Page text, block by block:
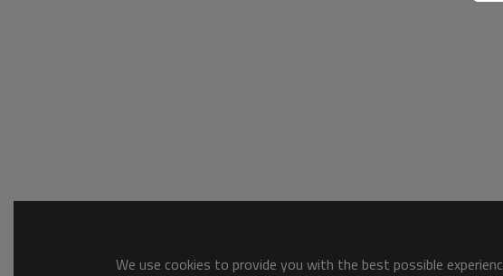
We use cookies to provide you with the best possible